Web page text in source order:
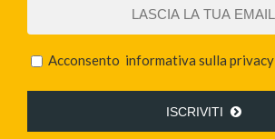
Acconsento informativa sulla privacy
ISCRIVITI